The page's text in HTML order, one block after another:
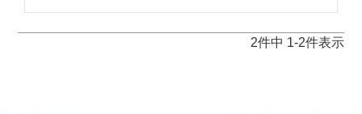
2件中 1-2件表示